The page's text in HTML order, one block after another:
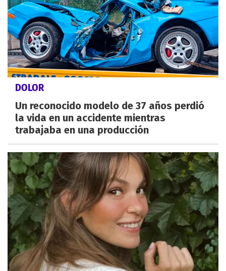
DOLOR
Un reconocido modelo de 37 años perdió
la vida en un accidente mientras
trabajaba en una producción